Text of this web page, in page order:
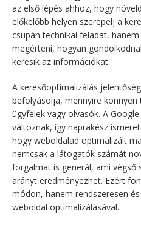
az első lépés ahhoz, hogy
előkelőbb helyen szerepelj a
csupán technikai feladat,
megérteni, hogyan
keresik az információkat.
A keresőoptimalizálás
befolyásolja, mennyire könnyen
ügyfelek vagy olvasók. A
változnak, így naprakész
hogy weboldalad optimalizált
nemcsak a látogatók számát
forgalmat is generál, ami végső
arányt eredményezhet. Ezért
módon, hanem rendszeresen
weboldal optimalizálásával.